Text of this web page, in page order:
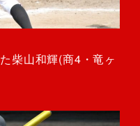
柴山和輝(商4・竜ヶ